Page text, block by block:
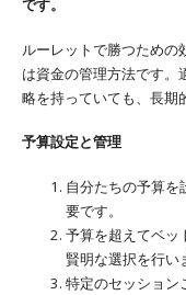
です。
ルーレットで勝つための
は資金の管理方法です。
略を持っていても、長期
予算設定と管理
自分たちの予算を
要です。
予算を超えてベッ
賢明な選択を行い
特定のセッション